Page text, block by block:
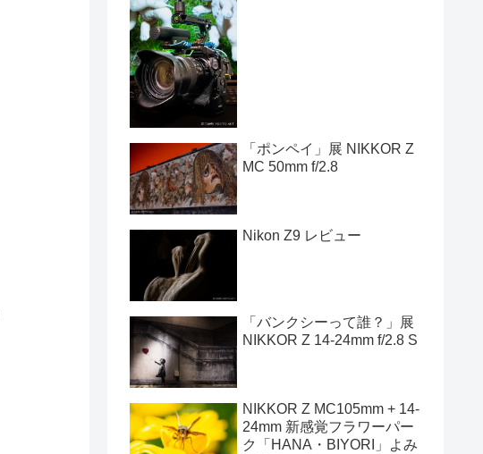
「ポンペイ」展 NIKKOR Z
MC 50mm f/2.8
Nikon Z9 レビュー
「バンクシーって誰？」展
NIKKOR Z 14-24mm f/2.8 S
NIKKOR Z MC105mm + 14-
24mm 新感覚フラワーパー
ク「HANA・BIYORI」よみ